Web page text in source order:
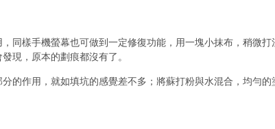
同樣手機螢幕也可做到一定修復功能，用一塊小抹布，稍微
現，原本的劃痕都沒有了。
的作用，就如填坑的感覺差不多；將蘇打粉與水混合，均勻